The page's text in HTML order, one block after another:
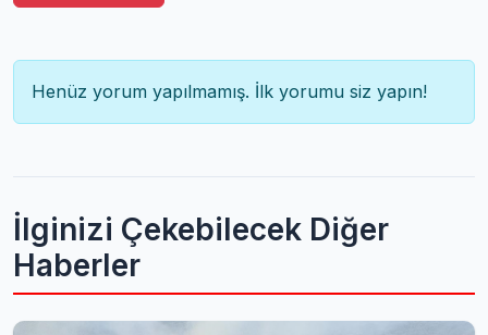
Henüz yorum yapılmamış. İlk yorumu siz yapın!
İlginizi Çekebilecek Diğer
Haberler